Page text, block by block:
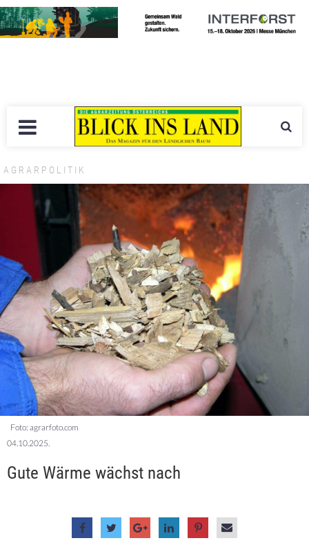
AGRARPOLITIK
Foto: agrarfoto.com
04.10.2025.
Gute Wärme wächst nach